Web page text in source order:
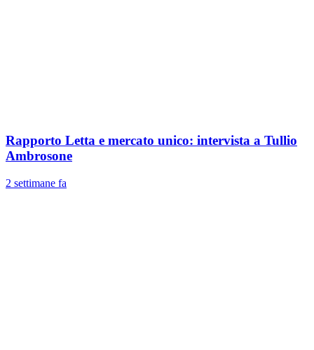
Rapporto Letta e mercato unico: intervista a Tullio
Ambrosone
2 settimane fa